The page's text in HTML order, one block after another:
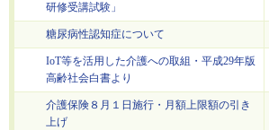
研修受講試験」
糖尿病性認知症について
IoT等を活用した介護への取組・平成29年版
高齢社会白書より
介護保険８月１日施行・月額上限額の引き
上げ